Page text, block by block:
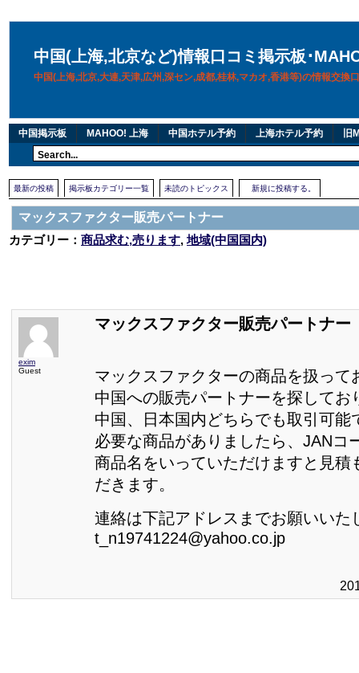
中国(上海,北京など)情報口コミ掲示板･
中国(上海,北京,大連,天津,広州,深セン,成都,桂林,マカオ,香港等)の情報交換
中国掲示板 MAHOO! 上海 中国ホテル予約 上海ホテル予約 旧
最新の投稿 掲示板カテゴリー一覧 未読のトピックス 新規に投稿する。
マックスファクター販売パートナー
カテゴリー： 商品求む,売ります,地域(中国国内)
exim
Guest
マックスファクター販売パートナー
マックスファクターの商品を扱って
中国への販売パートナーを探してお
中国、日本国内どちらでも取引可能
必要な商品がありましたら、JANコ
商品名をいっていただけますと見積
だきます。
連絡は下記アドレスまでお願いいた
t_n19741224@yahoo.co.jp